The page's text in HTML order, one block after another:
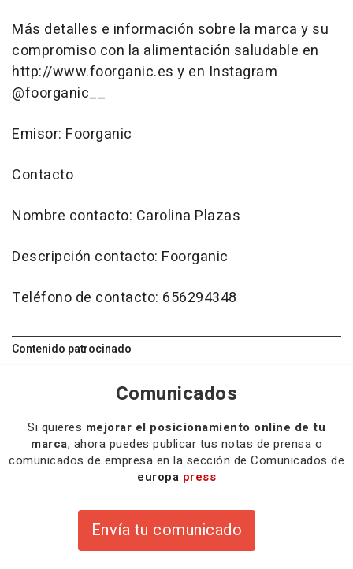
Más detalles e información sobre la marca y su
compromiso con la alimentación saludable en
http://www.foorganic.es y en Instagram
@foorganic__
Emisor: Foorganic
Contacto
Nombre contacto: Carolina Plazas
Descripción contacto: Foorganic
Teléfono de contacto: 656294348
Contenido patrocinado
Comunicados
Si quieres mejorar el posicionamiento online de tu
marca, ahora puedes publicar tus notas de prensa o
comunicados de empresa en la sección de Comunicados de
europa press
Envía tu comunicado